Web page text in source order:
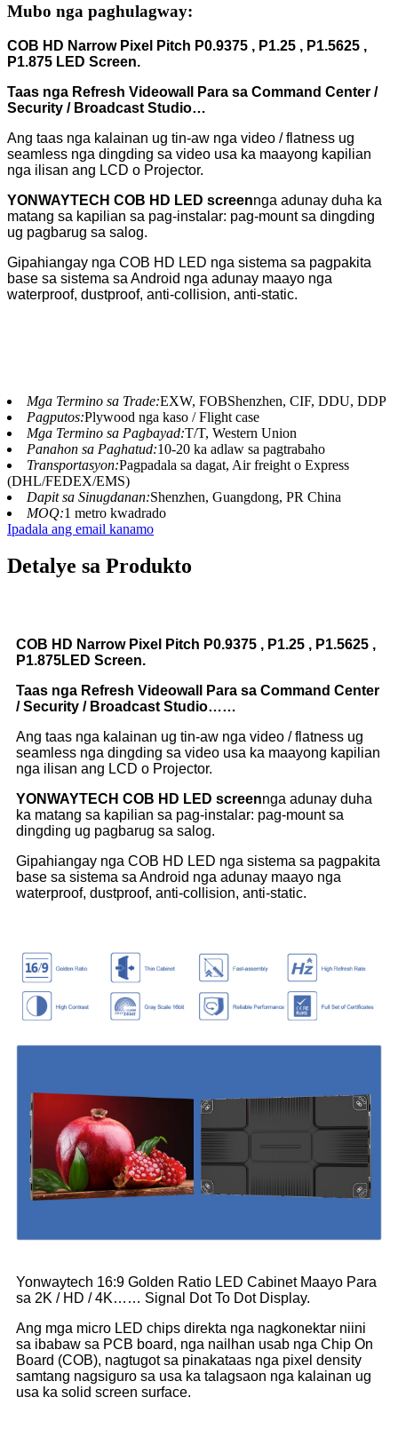
Mubo nga paghulagway:
COB HD Narrow Pixel Pitch P0.9375 , P1.25 , P1.5625 ,
P1.875 LED Screen.
Taas nga Refresh Videowall Para sa Command Center /
Security / Broadcast Studio…
Ang taas nga kalainan ug tin-aw nga video / flatness ug
seamless nga dingding sa video usa ka maayong kapilian
nga ilisan ang LCD o Projector.
YONWAYTECH COB HD LED screennga adunay duha ka
matang sa kapilian sa pag-instalar: pag-mount sa dingding
ug pagbarug sa salog.
Gipahiangay nga COB HD LED nga sistema sa pagpakita
base sa sistema sa Android nga adunay maayo nga
waterproof, dustproof, anti-collision, anti-static.
Mga Termino sa Trade:EXW, FOBShenzhen, CIF, DDU, DDP
Pagputos:Plywood nga kaso / Flight case
Mga Termino sa Pagbayad:T/T, Western Union
Panahon sa Paghatud:10-20 ka adlaw sa pagtrabaho
Transportasyon:Pagpadala sa dagat, Air freight o Express
(DHL/FEDEX/EMS)
Dapit sa Sinugdanan:Shenzhen, Guangdong, PR China
MOQ:1 metro kwadrado
Ipadala ang email kanamo
Detalye sa Produkto
COB HD Narrow Pixel Pitch P0.9375 , P1.25 , P1.5625 ,
P1.875LED Screen.
Taas nga Refresh Videowall Para sa Command Center
/ Security / Broadcast Studio……
Ang taas nga kalainan ug tin-aw nga video / flatness ug
seamless nga dingding sa video usa ka maayong kapilian
nga ilisan ang LCD o Projector.
YONWAYTECH COB HD LED screennga adunay duha
ka matang sa kapilian sa pag-instalar: pag-mount sa
dingding ug pagbarug sa salog.
Gipahiangay nga COB HD LED nga sistema sa pagpakita
base sa sistema sa Android nga adunay maayo nga
waterproof, dustproof, anti-collision, anti-static.
Yonwaytech 16:9 Golden Ratio LED Cabinet Maayo Para
sa 2K / HD / 4K…… Signal Dot To Dot Display.
Ang mga micro LED chips direkta nga nagkonektar niini
sa ibabaw sa PCB board, nga nailhan usab nga Chip On
Board (COB), nagtugot sa pinakataas nga pixel density
samtang nagsiguro sa usa ka talagsaon nga kalainan ug
usa ka solid screen surface.